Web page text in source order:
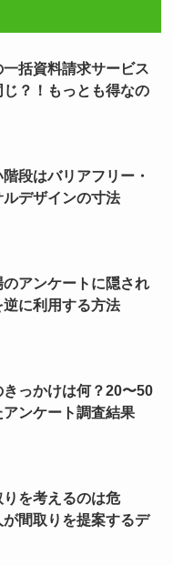
括資料請求サービス
じ？！もっとも得なの
段はバリアフリー・
デザインの寸法
アンケートに隠され
に利用する方法
っかけは何？20〜50
ンケート調査結果
りを考えるのは危
が間取りを提案するデ